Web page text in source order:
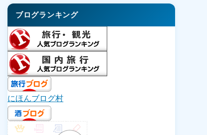
ブログランキング
にほんブログ村